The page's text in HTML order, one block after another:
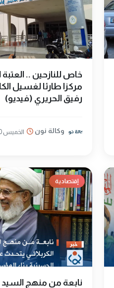
خاص للنازحين ..
مركزا طارئا لغسيل
رفيق الحريري (فيديو)
وكالة نون الخميس 10 تشرين الاول 2024
إقتصادية
نابعة من منهج